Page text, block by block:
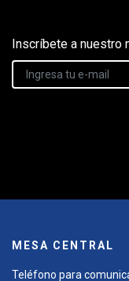
Inscríbete a nuestro
MESA CENTRAL
Teléfono para